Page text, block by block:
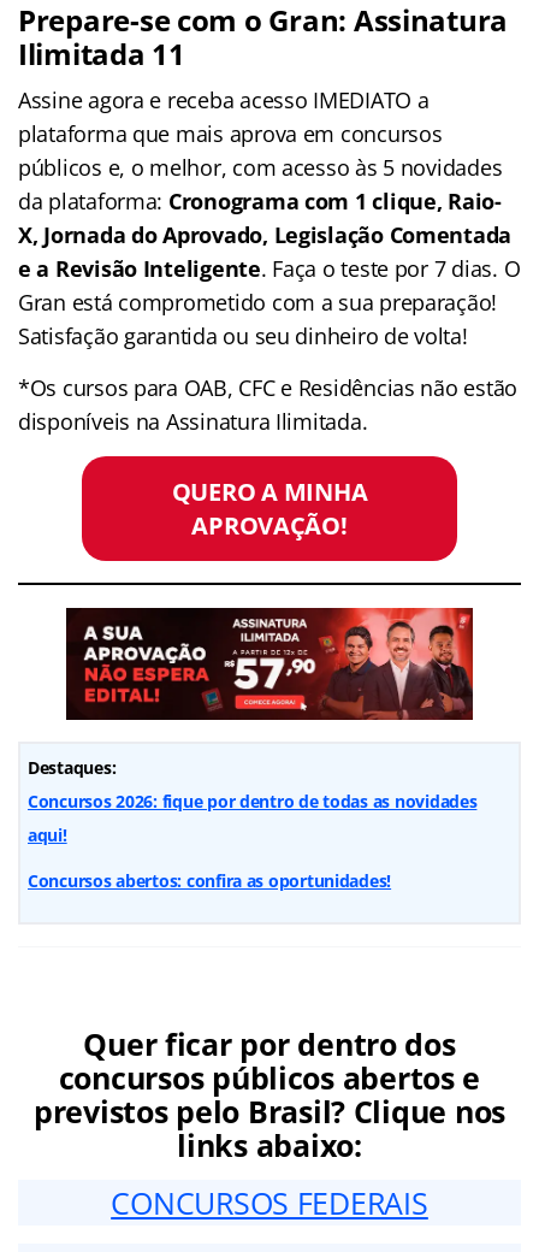
Prepare-se com o Gran: Assinatura
Ilimitada 11
Assine agora e receba acesso IMEDIATO a
plataforma que mais aprova em concursos
públicos e, o melhor, com acesso às 5 novidades
da plataforma: Cronograma com 1 clique, Raio-
X, Jornada do Aprovado, Legislação Comentada
e a Revisão Inteligente. Faça o teste por 7 dias. O
Gran está comprometido com a sua preparação!
Satisfação garantida ou seu dinheiro de volta!
*Os cursos para OAB, CFC e Residências não estão
disponíveis na Assinatura Ilimitada.
QUERO A MINHA
APROVAÇÃO!
Destaques:
Concursos 2026: fique por dentro de todas as novidades
aqui!
Concursos abertos: confira as oportunidades!
Quer ficar por dentro dos
concursos públicos abertos e
previstos pelo Brasil? Clique nos
links abaixo:
CONCURSOS FEDERAIS